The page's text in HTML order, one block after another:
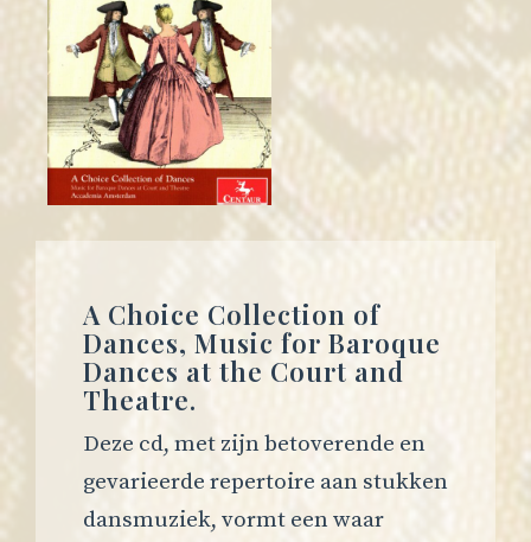
A Choice Collection of
Dances, Music for Baroque
Dances at the Court and
Theatre.
Deze cd, met zijn betoverende en
gevarieerde repertoire aan stukken
dansmuziek, vormt een waar